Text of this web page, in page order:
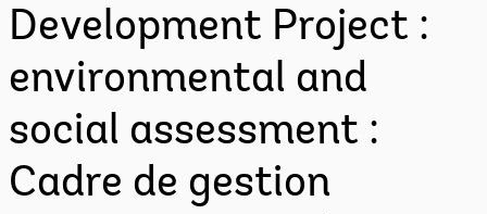
Development Project :
environmental and
social assessment :
Cadre de gestion